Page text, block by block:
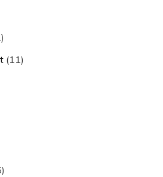
(11)